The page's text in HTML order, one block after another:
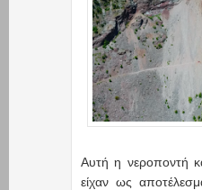
Αυτή η νεροποντή
είχαν ως